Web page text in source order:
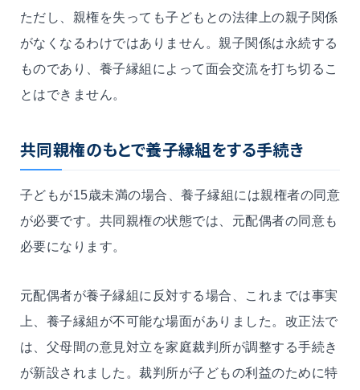
ただし、親権を失っても子どもとの法律上の親子関係
がなくなるわけではありません。親子関係は永続する
ものであり、養子縁組によって面会交流を打ち切るこ
とはできません。
共同親権のもとで養子縁組をする手続き
子どもが15歳未満の場合、養子縁組には親権者の同意
が必要です。共同親権の状態では、元配偶者の同意も
必要になります。
元配偶者が養子縁組に反対する場合、これまでは事実
上、養子縁組が不可能な場面がありました。改正法で
は、父母間の意見対立を家庭裁判所が調整する手続き
が新設されました。裁判所が子どもの利益のために特